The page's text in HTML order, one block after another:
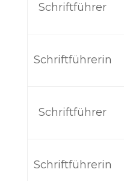
Schriftführer
Schriftführerin
Schriftführer
Schriftführerin